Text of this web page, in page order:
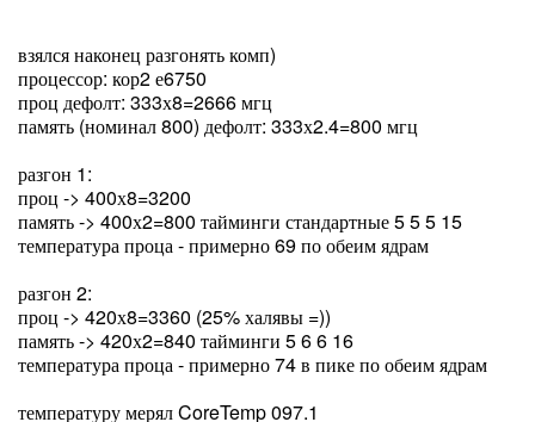
взялся наконец разгонять комп)
процессор: кор2 е6750
проц дефолт: 333х8=2666 мгц
память (номинал 800) дефолт: 333х2.4=800 мгц
разгон 1:
проц -> 400х8=3200
память -> 400х2=800 тайминги стандартные 5 5 5 15
температура проца - примерно 69 по обеим ядрам
разгон 2:
проц -> 420х8=3360 (25% халявы =))
память -> 420х2=840 тайминги 5 6 6 16
температура проца - примерно 74 в пике по обеим ядрам
температуру мерял CoreTemp 097.1